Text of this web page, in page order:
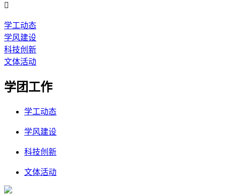

学工动态
学风建设
科技创新
文体活动
学团工作
学工动态
学风建设
科技创新
文体活动